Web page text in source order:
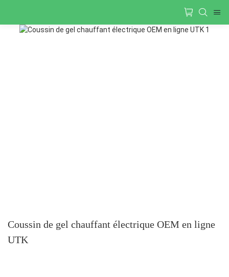
Coussin de gel chauffant électrique OEM en ligne
UTK